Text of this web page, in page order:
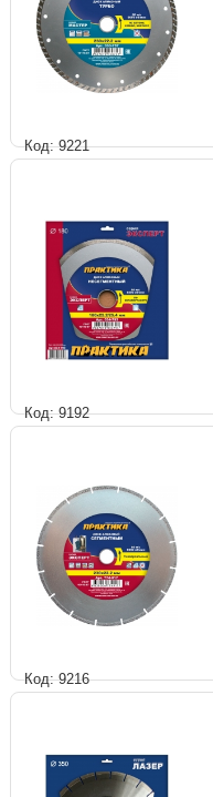
Код: 9221
Код: 9192
Код: 9216